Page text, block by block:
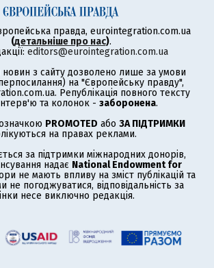
правда, eurointegration.com.ua
(детальніше про нас).
editors@eurointegration.com.ua
новин з сайту дозволено лише за умови
на "Європейську правду",
Републікація повного тексту
та колонок - заборонена.
PROMOTED або ЗА ПІДТРИМКИ
на правах реклами.
за підтримки міжнародних донорів,
надає National Endowment for
не мають впливу на зміст публікацій та
не погоджуватися, відповідальність за
несе виключно редакція.